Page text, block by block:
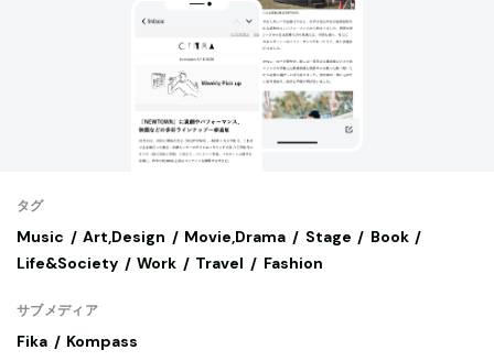
タグ
Music Art,Design Movie,Drama Stage
Book
Life&Society
Work Travel Fashion
サブメディア
Fika Kompass